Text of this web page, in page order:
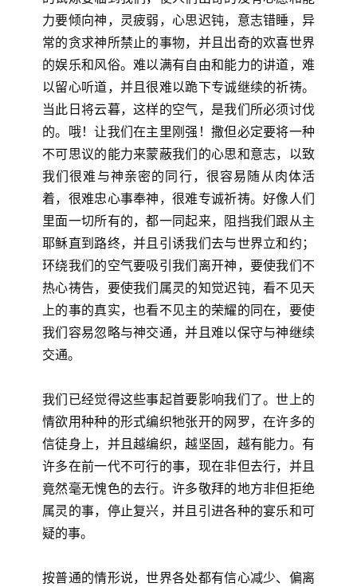
力要倾向神，灵疲弱，心思迟钝，意志错睡，异
常的贪求神所禁止的事物，并且出奇的欢喜世界
的娱乐和风俗。难以满有自由和能力的讲道，难
以留心听道，并且很难以跪下专诚继续的祈祷。
当此日将云暮，这样的空气，是我们所必须讨伐
的。哦！让我们在主里刚强！撒但必定要将一种
不可思议的能力来蒙蔽我们的心思和意志，以致
我们很难与神亲密的同行，很容易随从肉体活
着，很难忠心事奉神，很难专诚祈祷。好像人们
里面一切所有的，都一同起来，阻挡我们跟从主
耶稣直到路终，并且引诱我们去与世界立和约；
环绕我们的空气要吸引我们离开神，要使我们不
热心祷告，要使我们属灵的知觉迟钝，看不见天
上的事的真实，也看不见主的荣耀的同在，要使
我们容易忽略与神交通，并且难以保守与神继续
交通。
我们已经觉得这些事起首要影响我们了。世上的
情欲用种种的形式编织牠张开的网罗，在许多的
信徒身上，并且越编织，越坚固，越有能力。有
许多在前一代不可行的事，现在非但去行，并且
竟然毫无愧色的去行。许多敬拜的地方非但拒绝
属灵的事，停止复兴，并且引进各种的宴乐和可
疑的事。
按普通的情形说，世界各处都有信心减少、偏离